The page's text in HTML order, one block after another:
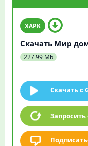
Скачать Мир
227.99 Mb
Скачать c